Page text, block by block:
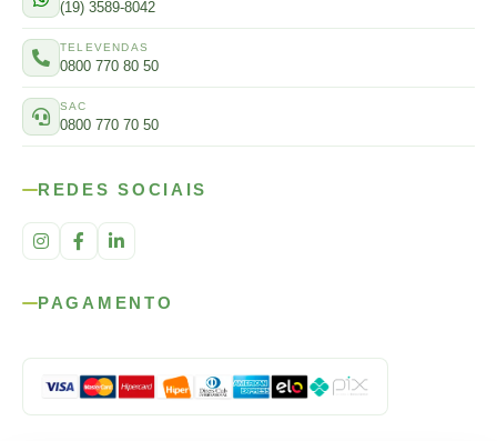
(19) 3589-8042
TELEVENDAS
0800 770 80 50
SAC
0800 770 70 50
REDES SOCIAIS
PAGAMENTO